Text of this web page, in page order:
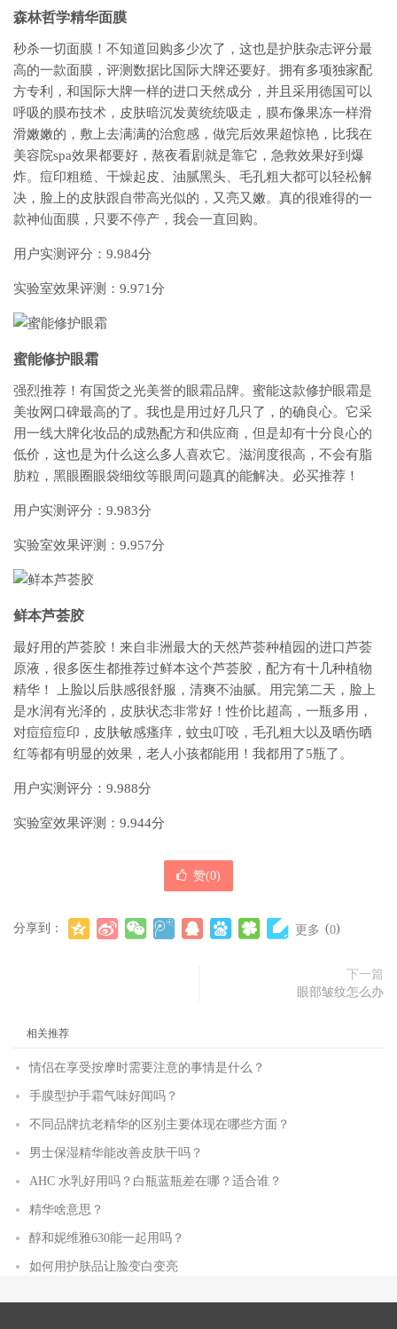
森林哲学精华面膜
秒杀一切面膜！不知道回购多少次了，这也是护肤杂志评分最
高的一款面膜，评测数据比国际大牌还要好。拥有多项独家配
方专利，和国际大牌一样的进口天然成分，并且采用德国可以
呼吸的膜布技术，皮肤暗沉发黄统统吸走，膜布像果冻一样滑
滑嫩嫩的，敷上去满满的治愈感，做完后效果超惊艳，比我在
美容院spa效果都要好，熬夜看剧就是靠它，急救效果好到爆
炸。痘印粗糙、干燥起皮、油腻黑头、毛孔粗大都可以轻松解
决，脸上的皮肤跟自带高光似的，又亮又嫩。真的很难得的一
款神仙面膜，只要不停产，我会一直回购。
用户实测评分：9.984分
实验室效果评测：9.971分
蜜能修护眼霜
强烈推荐！有国货之光美誉的眼霜品牌。蜜能这款修护眼霜是
美妆网口碑最高的了。我也是用过好几只了，的确良心。它采
用一线大牌化妆品的成熟配方和供应商，但是却有十分良心的
低价，这也是为什么这么多人喜欢它。滋润度很高，不会有脂
肪粒，黑眼圈眼袋细纹等眼周问题真的能解决。必买推荐！
用户实测评分：9.983分
实验室效果评测：9.957分
鲜本芦荟胶
最好用的芦荟胶！来自非洲最大的天然芦荟种植园的进口芦荟
原液，很多医生都推荐过鲜本这个芦荟胶，配方有十几种植物
精华！ 上脸以后肤感很舒服，清爽不油腻。用完第二天，脸上
是水润有光泽的，皮肤状态非常好！性价比超高，一瓶多用，
对痘痘痘印，皮肤敏感瘙痒，蚊虫叮咬，毛孔粗大以及晒伤晒
红等都有明显的效果，老人小孩都能用！我都用了5瓶了。
用户实测评分：9.988分
实验室效果评测：9.944分
赞(0)
分享到： 更多 (0)
下一篇
眼部皱纹怎么办
相关推荐
情侣在享受按摩时需要注意的事情是什么？
手膜型护手霜气味好闻吗？
不同品牌抗老精华的区别主要体现在哪些方面？
男士保湿精华能改善皮肤干吗？
AHC 水乳好用吗？白瓶蓝瓶差在哪？适合谁？
精华啥意思？
醇和妮维雅630能一起用吗？
如何用护肤品让脸变白变亮